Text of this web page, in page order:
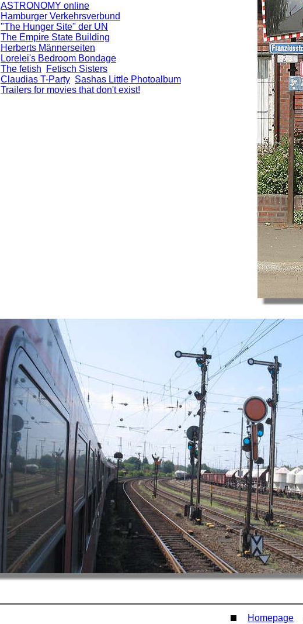
ASTRONOMY online
Hamburger Verkehrsverbund
"The Hunger Site" der UN
The Empire State Building
Herberts Männerseiten
Lorelei's Bedroom Bondage
The fetish
Fetisch Sisters
Claudias T-Party Sashas Little Photoalbum
Trailers for movies that don't exist!
Homepage